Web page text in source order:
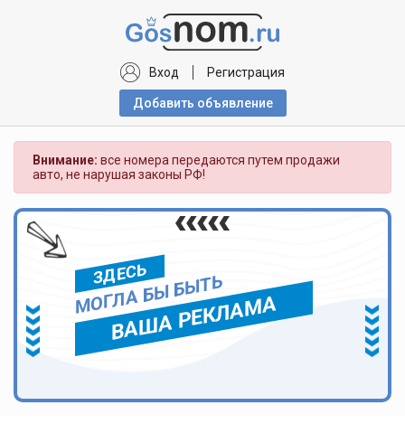
Вход Регистрация
Добавить объявлениe
Внимание: все номера передаются путем продажи
авто, не нарушая законы РФ!
ЗДЕСЬ
МОГЛА БЫ БЫТЬ
ВАША РЕКЛАМА